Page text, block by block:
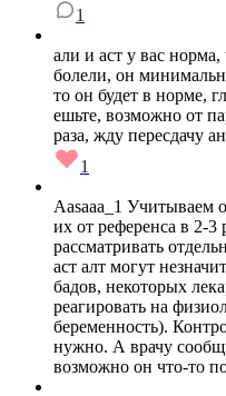
1
али и аст у вас
болели, он
то он будет в норме,
ешьте, возможно от
раза, жду пересдачу
1
Aasaaa_1 Учитываем
их от референса в 2-
рассматривать
аст алт могут
бадов, некоторых
реагировать на
беременность).
нужно. А врачу
возможно он что-то